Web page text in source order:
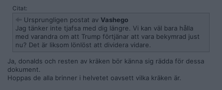
Citat:
Ursprungligen postat av Vashego
Jag tänker inte tjafsa med dig längre. Vi kan väl bara hålla
med varandra om att Trump förtjänar att vara bekymrad just
nu? Det är liksom lönlöst att dividera vidare.
Ja, donalds och resten av kräken bör känna sig rädda för dessa
dokument.
Hoppas de alla brinner i helvetet oavsett vilka kräken är.